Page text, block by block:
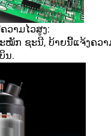
ວາມໄວສູງ:
ໝັກ ຊະນີ, ບ້າຍນີ້ແຈ້ງຄວ
ນ.